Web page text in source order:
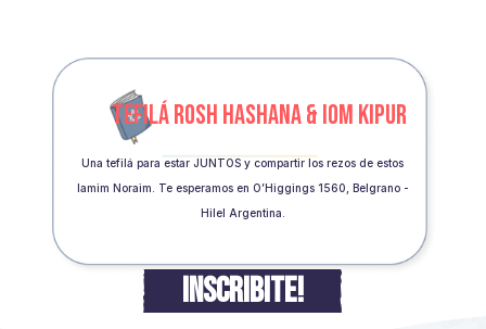
TEFILÁ ROSH HASHANA & IOM KIPUR
Una tefilá para estar JUNTOS y compartir los rezos de estos
Iamim Noraim. Te esperamos en O’Higgings 1560, Belgrano -
Hilel Argentina.
INSCRIBITE!